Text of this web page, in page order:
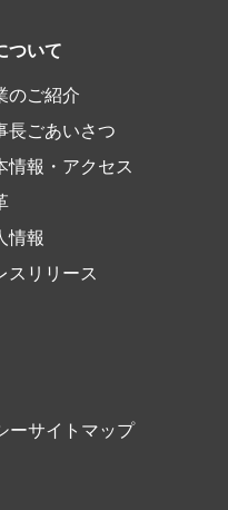
ついて
のご紹介
長ごあいさつ
情報・アクセス
情報
スリリース
ーサイトマップ